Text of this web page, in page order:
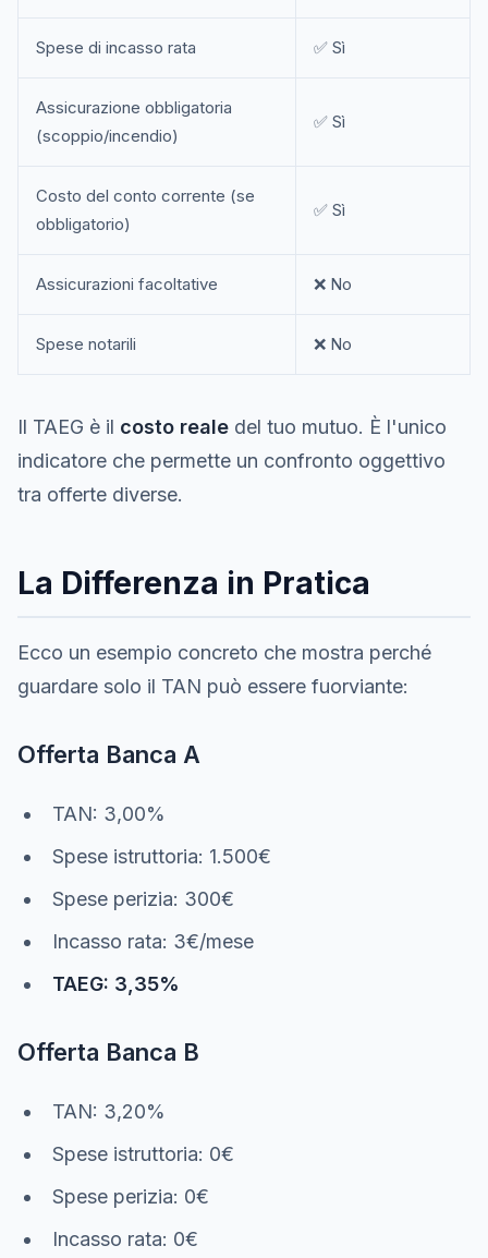
Spese di incasso rata ✅ Sì
Assicurazione obbligatoria
(scoppio/incendio)
✅ Sì
Costo del conto corrente (se
obbligatorio)
✅ Sì
Assicurazioni facoltative ❌ No
Spese notarili ❌ No
Il TAEG è il costo reale del tuo mutuo. È l'unico
indicatore che permette un confronto oggettivo
tra offerte diverse.
La Differenza in Pratica
Ecco un esempio concreto che mostra perché
guardare solo il TAN può essere fuorviante:
Offerta Banca A
TAN: 3,00%
Spese istruttoria: 1.500€
Spese perizia: 300€
Incasso rata: 3€/mese
TAEG: 3,35%
Offerta Banca B
TAN: 3,20%
Spese istruttoria: 0€
Spese perizia: 0€
Incasso rata: 0€